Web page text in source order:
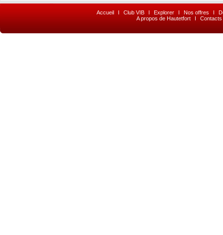
Accueil I Club VIB I Explorer I Nos offres I
A propos de Hautetfort
I Contacts